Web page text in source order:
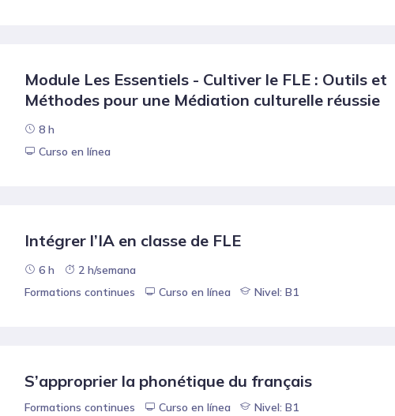
Module Les Essentiels - Cultiver le FLE : Outils et
Méthodes pour une Médiation culturelle réussie
8 h
Curso en línea
Intégrer l’IA en classe de FLE
6 h
2 h/semana
Formations continues
Curso en línea Nivel: B1
S’approprier la phonétique du français
Formations continues Curso en línea Nivel: B1